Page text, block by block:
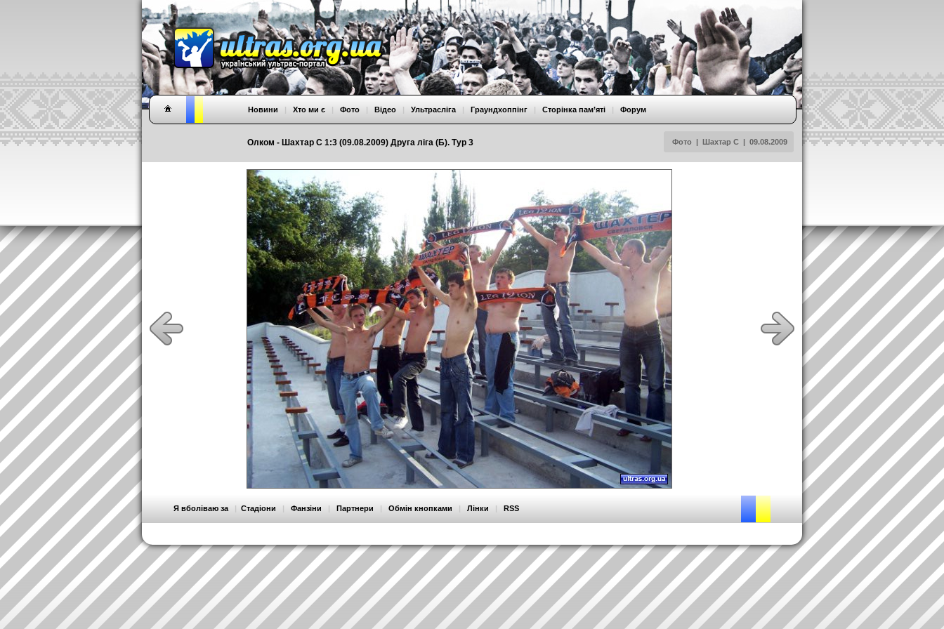
Олком - Шахтар С 1:3 (09.08.2009) Друга ліга (Б). Тур 3 Фото | Шахтар С | 09.08.2009
Новини | Хто ми є | Фото | Відео | Ультрасліга | Граундхоппінг | Сторінка пам’яті | Форум
Я вболіваю за | Стадіони | Фанзіни | Партнери | Обмін кнопками | Лінки | RSS